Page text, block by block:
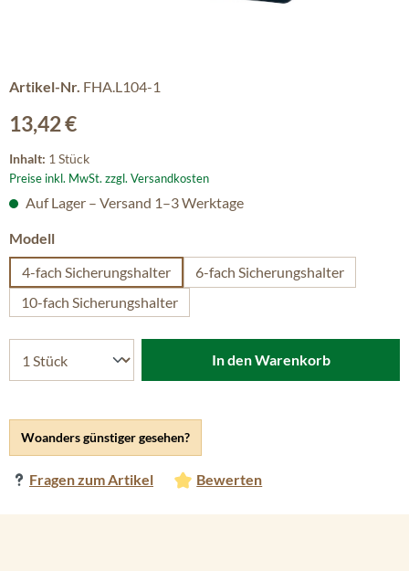
Artikel-Nr. FHA.L104-1
Regulärer Preis:
13,42 €
Inhalt: 1 Stück
Preise inkl. MwSt. zzgl. Versandkosten
Woanders günstiger gesehen?
Fragen zum Artikel Bewerten
Auf Lager – Versand 1–3 Werktage
Modellauswählen
4-fach Sicherungshalter
6-fach Sicherungshalter
10-fach Sicherungshalter
In den Warenkorb